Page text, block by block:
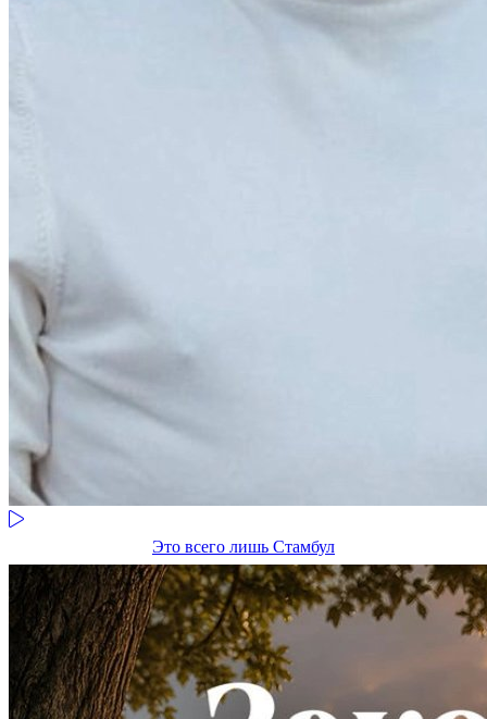
Это всего лишь Стамбул